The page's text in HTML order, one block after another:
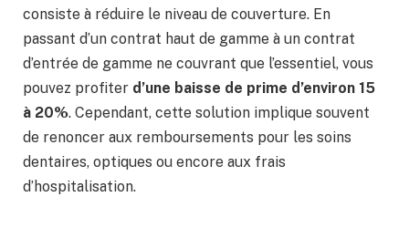
consiste à réduire le niveau de couverture. En
passant d’un contrat haut de gamme à un contrat
d’entrée de gamme ne couvrant que l’essentiel, vous
pouvez profiter d’une baisse de prime d’environ 15
à 20%. Cependant, cette solution implique souvent
de renoncer aux remboursements pour les soins
dentaires, optiques ou encore aux frais
d’hospitalisation.